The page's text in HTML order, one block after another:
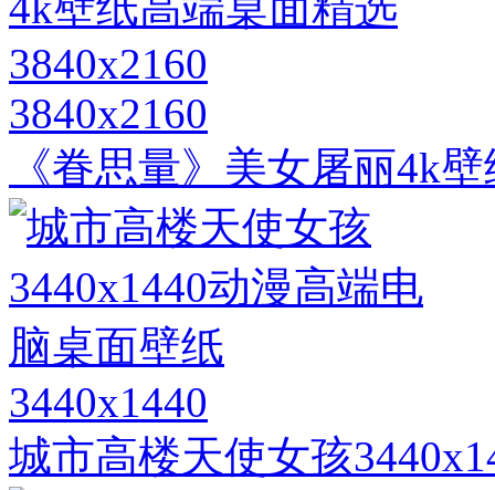
3840x2160
《眷思量》美女屠丽4k
3440x1440
城市高楼天使女孩